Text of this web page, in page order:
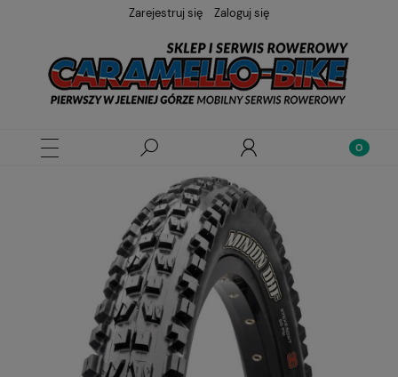
Zarejestruj się Zaloguj się